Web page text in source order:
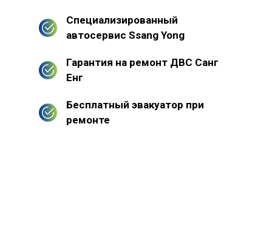
Специализированный
автосервис Ssang Yong
Гарантия на ремонт ДВС Санг
Енг
Бесплатный эвакуатор при
ремонте